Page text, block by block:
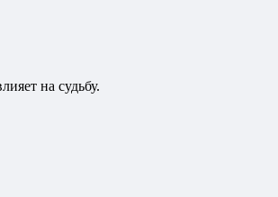
на судьбу.